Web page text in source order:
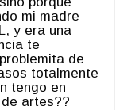
mi madre
y era una
te
de
totalmente
tengo en
artes??